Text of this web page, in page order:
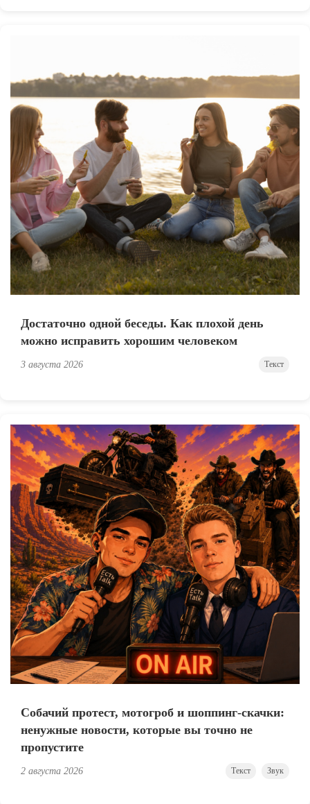
Достаточно одной беседы. Как плохой день
можно исправить хорошим человеком
3 августа 2026 Текст
Собачий протест, мотогроб и шоппинг-скачки:
ненужные новости, которые вы точно не
пропустите
2 августа 2026 Текст Звук